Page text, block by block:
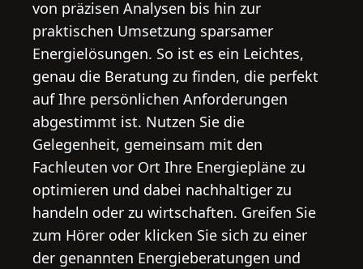
von präzisen Analysen bis hin zur
praktischen Umsetzung sparsamer
Energielösungen. So ist es ein Leichtes,
genau die Beratung zu finden, die perfekt
auf Ihre persönlichen Anforderungen
abgestimmt ist. Nutzen Sie die
Gelegenheit, gemeinsam mit den
Fachleuten vor Ort Ihre Energiepläne zu
optimieren und dabei nachhaltiger zu
handeln oder zu wirtschaften. Greifen Sie
zum Hörer oder klicken Sie sich zu einer
der genannten Energieberatungen und